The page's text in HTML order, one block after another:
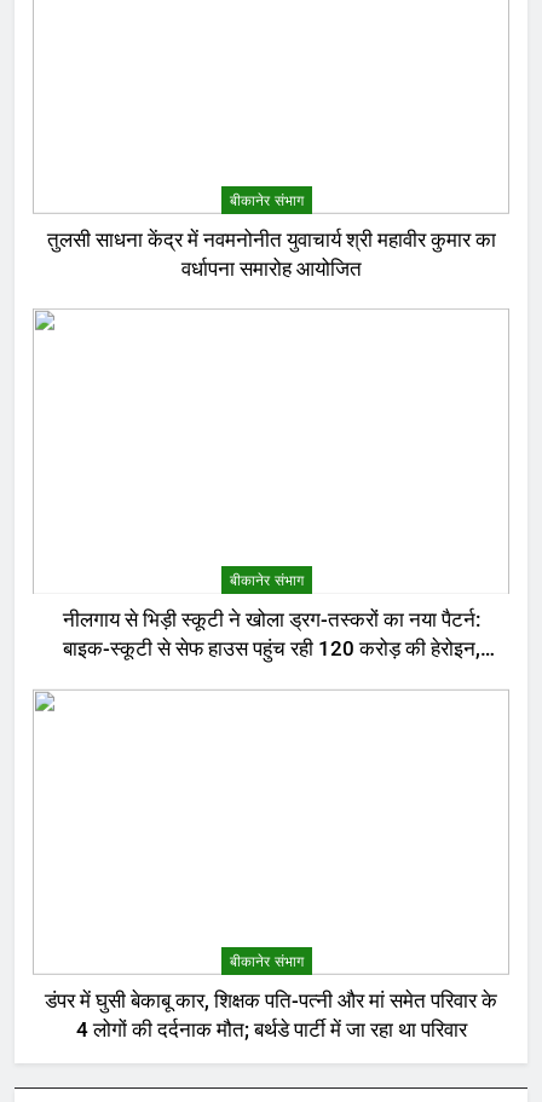
बीकानेर संभाग
तुलसी साधना केंद्र में नवमनोनीत युवाचार्य श्री महावीर कुमार का
वर्धापना समारोह आयोजित
बीकानेर संभाग
नीलगाय से भिड़ी स्कूटी ने खोला ड्रग-तस्करों का नया पैटर्न:
बाइक-स्कूटी से सेफ हाउस पहुंच रही 120 करोड़ की हेरोइन,
बीकानेर संभाग
डंपर में घुसी बेकाबू कार, शिक्षक पति-पत्नी और मां समेत परिवार के
4 लोगों की दर्दनाक मौत; बर्थडे पार्टी में जा रहा था परिवार